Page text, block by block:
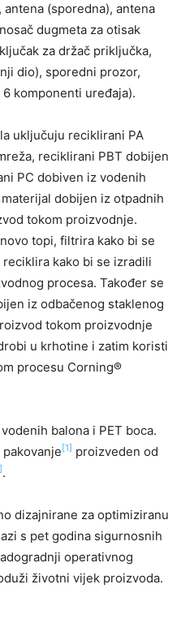
(sporedna), antena
dugmeta za otisak
za držač priključka,
dio), sporedni prozor,
komponenti uređaja).
uključuju reciklirani PA
reciklirani PBT dobijen
PC dobiven iz vodenih
dobijen iz otpadnih
tokom proizvodnje.
topi, filtrira kako bi se
kako bi se izradili
procesa. Također se
iz odbačenog staklenog
tokom proizvodnje
u krhotine i zatim koristi
procesu Corning®
balona i PET boca.
[1] proizveden od
.
dizajnirane za optimiziranu
s pet godina sigurnosnih
operativnog
životni vijek proizvoda.